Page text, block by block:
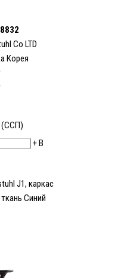
Co LTD
Корея
(ССП)
+В
J1, каркас
Синий